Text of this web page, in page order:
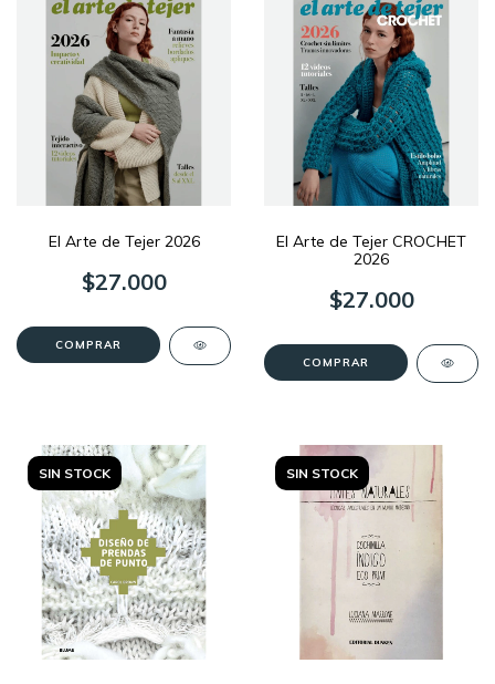
El Arte de Tejer 2026
$27.000
El Arte de Tejer CROCHET
2026
$27.000
SIN STOCK SIN STOCK